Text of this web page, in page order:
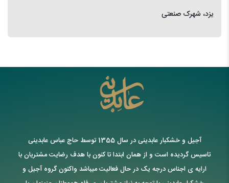
یزد، شهرک صنعتی
آجیل و خشکبار عابدینی در سال 1355 توسط حاج عباس عابدینی
تاسیس گردیده است و از همان ابتدا تا کنون با هدف رضایت مشتریان با
ارایه ی اجناس درجه یک در حال فعالیت میباشد واکنون گروه آجیل و